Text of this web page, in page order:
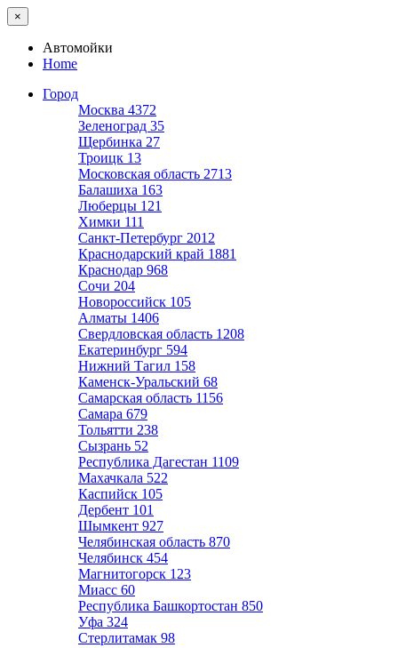
×
Автомойки
Home
Город
Москва 4372
Зеленоград 35
Щербинка 27
Троицк 13
Московская область 2713
Балашиха 163
Люберцы 121
Химки 111
Санкт-Петербург 2012
Краснодарский край 1881
Краснодар 968
Сочи 204
Новороссийск 105
Алматы 1406
Свердловская область 1208
Екатеринбург 594
Нижний Тагил 158
Каменск-Уральский 68
Самарская область 1156
Самара 679
Тольятти 238
Сызрань 52
Республика Дагестан 1109
Махачкала 522
Каспийск 105
Дербент 101
Шымкент 927
Челябинская область 870
Челябинск 454
Магнитогорск 123
Миасс 60
Республика Башкортостан 850
Уфа 324
Стерлитамак 98